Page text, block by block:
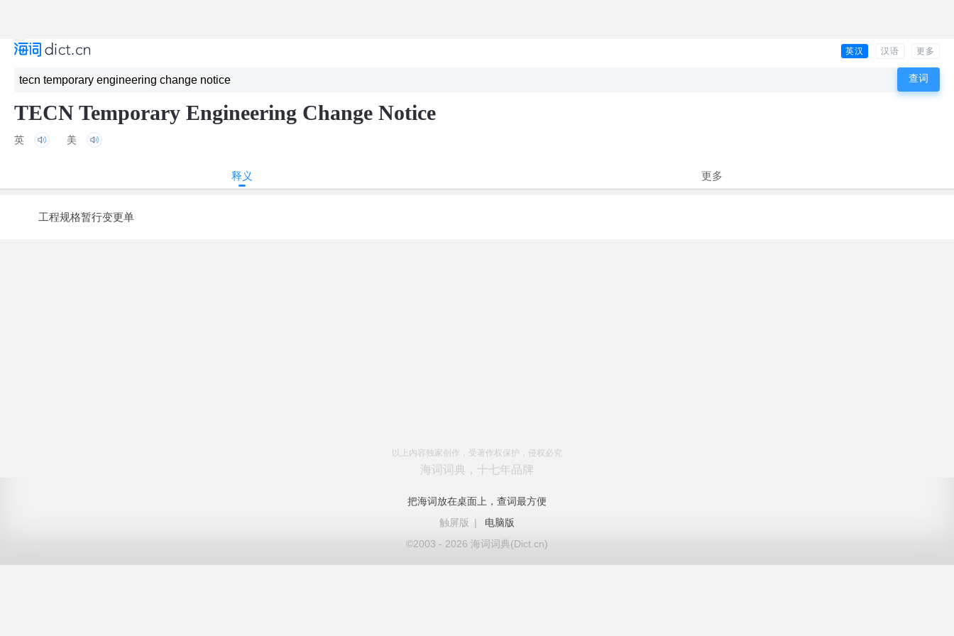
英汉 汉语 更多
TECN Temporary Engineering Change Notice
英 美
释义 更多
工程规格暂行变更单
以上内容独家创作，受著作权保护，侵权必究
海词词典，十七年品牌
把海词放在桌面上，查词最方便
触屏版
|
电脑版
©2003 - 2026 海词词典(Dict.cn)